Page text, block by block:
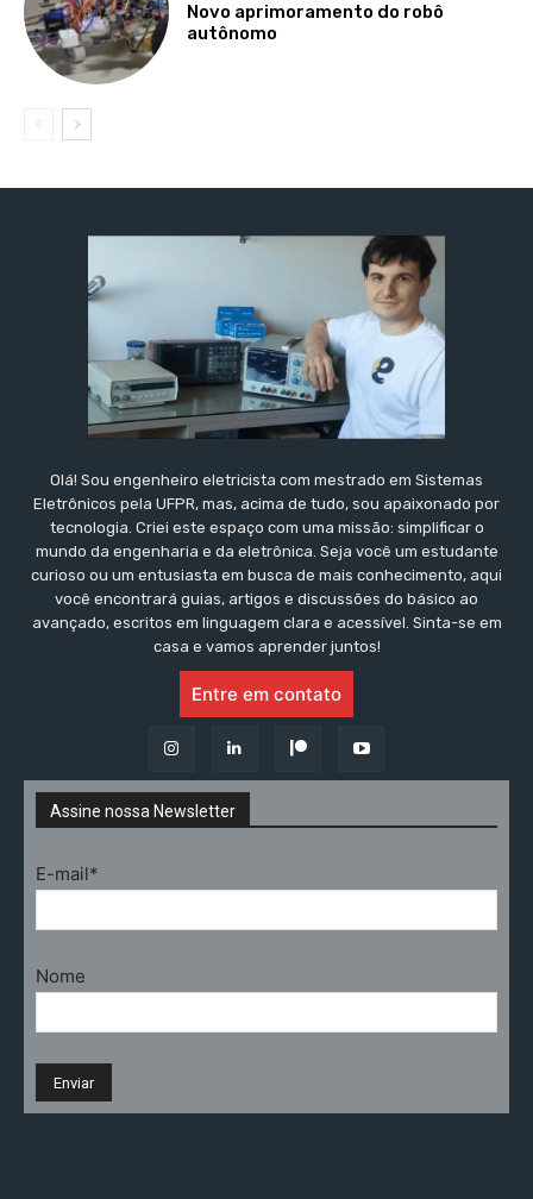
Novo aprimoramento do robô
autônomo
Olá! Sou engenheiro eletricista com mestrado em Sistemas
Eletrônicos pela UFPR, mas, acima de tudo, sou apaixonado por
tecnologia. Criei este espaço com uma missão: simplificar o
mundo da engenharia e da eletrônica. Seja você um estudante
curioso ou um entusiasta em busca de mais conhecimento, aqui
você encontrará guias, artigos e discussões do básico ao
avançado, escritos em linguagem clara e acessível. Sinta-se em
casa e vamos aprender juntos!
Entre em contato
Assine nossa Newsletter
E-mail*
Nome